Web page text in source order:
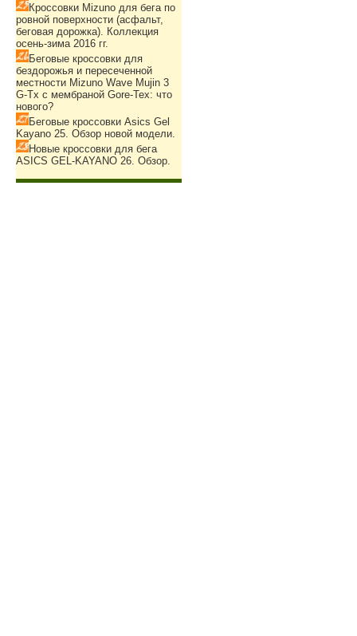
Кроссовки Mizuno для бега по
ровной поверхности (асфальт,
беговая дорожка). Коллекция
осень-зима 2016 гг.
Беговые кроссовки для
бездорожья и пересеченной
местности Mizuno Wave Mujin 3
G-Tx с мембраной Gore-Tex: что
нового?
Беговые кроссовки Asics Gel
Kayano 25. Обзор новой модели.
Новые кроссовки для бега
ASICS GEL-KAYANO 26. Обзор.